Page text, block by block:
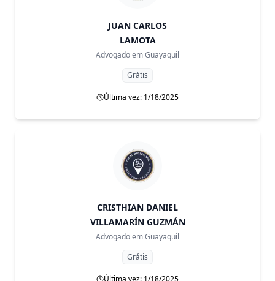
JUAN CARLOS
LAMOTA
Advogado emGuayaquil
Grátis
Última vez: 1/18/2025
CRISTHIAN DANIEL
VILLAMARÍN GUZMÁN
Advogado emGuayaquil
Grátis
Última vez: 1/18/2025